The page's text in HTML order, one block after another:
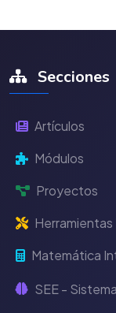
Secciones
Artículos
Módulos
Proyectos
Herramientas
Matemática
SEE -